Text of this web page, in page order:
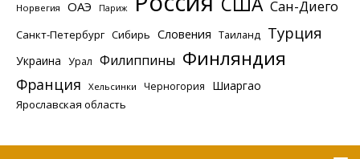
Норвегия ОАЭ Париж Сан-Диего
Санкт-Петербург Сибирь Словения Таиланд Турция
Украина Урал Филиппины Финляндия
Франция Хельсинки Черногория Шиаргао
Ярославская область